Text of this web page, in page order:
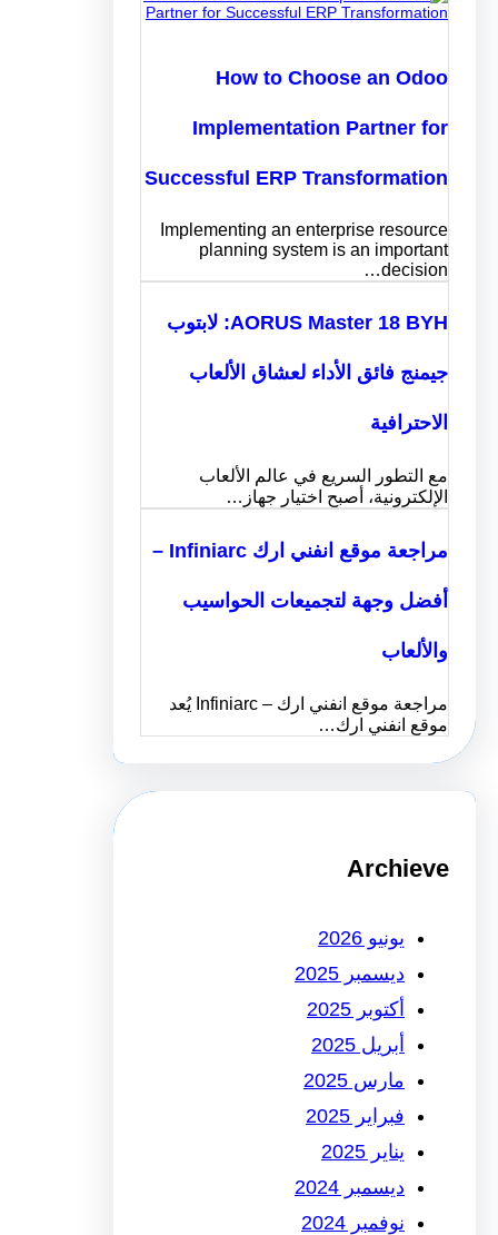
How to Choose an Odoo
Implementation Partner for
Successful ERP Transformation
Implementing an enterprise resource
planning system is an important
decision…
AORUS Master 18 BYH: لابتوب
جيمنج فائق الأداء لعشاق الألعاب
الاحترافية
مع التطور السريع في عالم الألعاب
الإلكترونية، أصبح اختيار جهاز…
مراجعة موقع انفني ارك Infiniarc –
أفضل وجهة لتجميعات الحواسيب
والألعاب
مراجعة موقع انفني ارك – Infiniarc يُعد
موقع انفني ارك…
Archieve
يونيو 2026
ديسمبر 2025
أكتوبر 2025
أبريل 2025
مارس 2025
فبراير 2025
يناير 2025
ديسمبر 2024
نوفمبر 2024